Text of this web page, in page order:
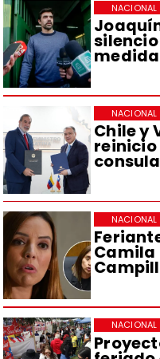
NACIONAL
Chile y
reinicio
NACIONAL
Camila
NACIONAL
NACIONAL